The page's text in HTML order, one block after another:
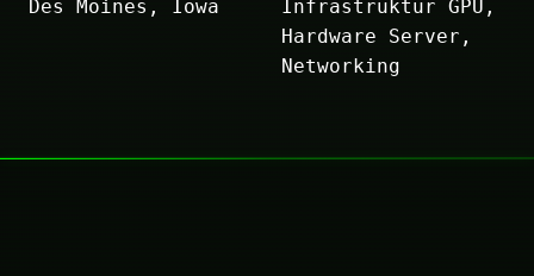
Des Moines, Iowa
Infrastruktur GPU,
Hardware Server,
Networking